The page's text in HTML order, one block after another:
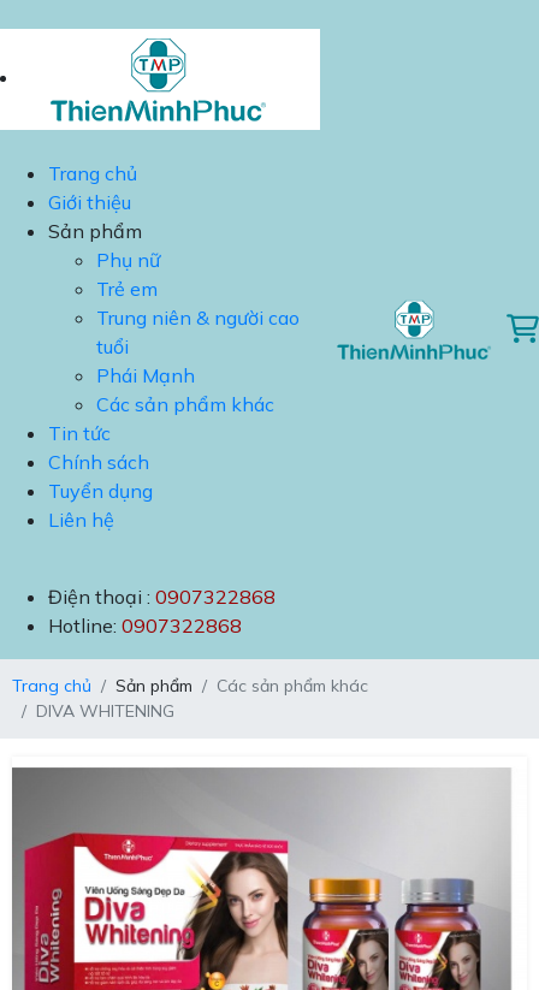
Trang chủ
Giới thiệu
Sản phẩm
Phụ nữ
Trẻ em
Trung niên & người cao
tuổi
Phái Mạnh
Các sản phẩm khác
Tin tức
Chính sách
Tuyển dụng
Liên hệ
Điện thoại : 0907322868
Hotline: 0907322868
Trang chủ Sản phẩm
Các sản phẩm khác
DIVA WHITENING